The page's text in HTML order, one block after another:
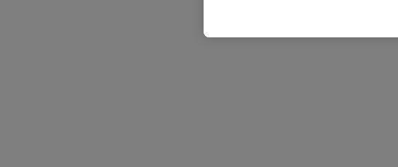
identifiants qui vous sont attribués
Sous réserve de votre accord, les
produits pour lesquels vous avez